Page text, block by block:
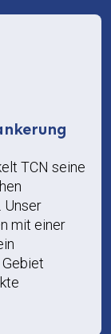
TCN seine
Unser
mit einer